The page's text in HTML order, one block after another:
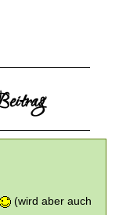
(wird aber auch